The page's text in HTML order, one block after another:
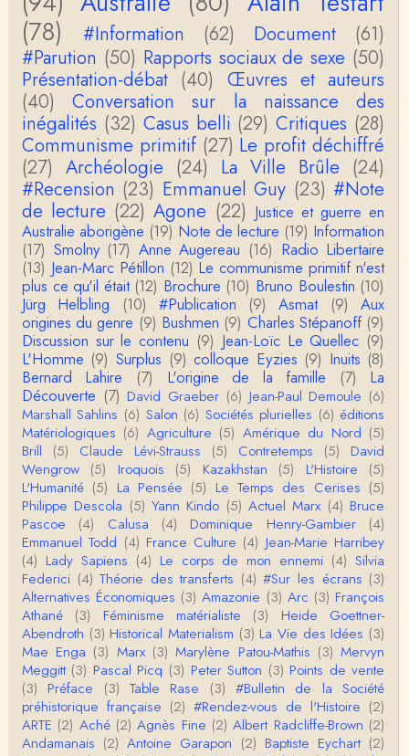
Si, le lien fonctionne bel et bien, je viens de le véri
fier. Il mène à la thèse de Jean-Claude Favin…
roland `chaudat
le lien cité par BB ne fonctionne pas ( 6 ans aprè
s), dommage, mais j'ai la même impression que …
Christophe Darmangeat
La plus récente, donc celle en français, la quatrièm
e, publiée chez La Découverte.Bonne lecture !
Anonymous
Actuellement c'est quelle édition qui est la plus à jo
ur? La dernière edition française ou celle…
roland chaudat
le sous-titre de l’article de la Lutte de Classes “No
n, l’oppression des femmes n’a pas toujours exi…
roland chaudat
Votre gourmandise sera probablement récompens
ée parce que Snow apporte "de l'eau à votre m
o…
Christophe Darmangeat
...Et merci à vous pour Snow – qui m'a l'air d'être
davantage une histoire qu'une et…
roland chaudat
Tout à fait d'accord avec vous et quant à Leacock j
e n'ai lu qu'un de ses ouvrages et il…
Anonymous
Homo sapiens a clairement évolué depuis 300 00
0 ans. Tout d'abord, il y a la différence notable …
Christophe Darmangeat
Cet article apporte de l'eau à mon moulin (si j'ose
dire) en appuyant la réalité des torture…
roland chaudat
IROQUOIS CANNIBALISM: FACT NOT FICTIONTho
(78)
#Information (62) Document
(61)
#Parution (50) Rapports sociaux de sexe (50)
Présentation-débat (40) Œuvres et auteurs
(40)
Conversation sur la naissance des
inégalités (32) Casus belli (29) Critiques (28)
Communisme primitif (27) Le profit déchiffré
(27) Archéologie (24) La Ville Brûle (24)
#Recension (23) Emmanuel Guy (23) #Note
de lecture (22) Agone (22) Justice et guerre en
Australie aborigène (19) Note de lecture (19) Information
(17) Smolny (17) Anne Augereau (16) Radio Libertaire
(13) Jean-Marc Pétillon (12) Le communisme primitif n'est
plus ce qu'il était (12) Brochure (10) Bruno Boulestin (10)
Jürg Helbling
(10) #Publication (9) Asmat (9)
Aux
origines du genre (9) Bushmen (9) Charles Stépanoff (9)
Discussion sur le contenu (9) Jean-Loïc Le Quellec (9)
L'Homme (9) Surplus (9) colloque Eyzies (9) Inuits (8)
Bernard Lahire
(7) L'origine de la famille (7)
La
Découverte (7) David Graeber (6) Jean-Paul Demoule (6)
Marshall Sahlins (6) Salon (6) Sociétés plurielles (6) éditions
Matériologiques (6) Agriculture (5) Amérique du Nord (5)
Brill
(5) Claude Lévi-Strauss (5) Contretemps (5)
David
Wengrow (5) Iroquois (5) Kazakhstan (5) L'Histoire
(5)
L'Humanité (5) La Pensée (5) Le Temps des Cerises (5)
Philippe Descola (5) Yann Kindo (5) Actuel Marx (4) Bruce
Pascoe
(4) Calusa (4) Dominique Henry-Gambier
(4)
Emmanuel Todd (4) France Culture (4) Jean-Marie Harribey
(4) Lady Sapiens (4) Le corps de mon ennemi (4) Silvia
Federici (4) Théorie des transferts (4) #Sur les écrans (3)
Alternatives Économiques (3) Amazonie (3) Arc (3) François
Athané
(3) Féminisme matérialiste (3)
Heide Goettner-
Abendroth (3) Historical Materialism (3) La Vie des Idées (3)
Mae Enga (3) Marx (3) Marylène Patou-Mathis (3) Mervyn
Meggitt (3) Pascal Picq (3) Peter Sutton (3) Points de vente
(3) Préface (3) Table Rase (3) #Bulletin de la Société
préhistorique française (2) #Rendez-vous de l'Histoire (2)
ARTE (2) Aché (2) Agnès Fine (2) Albert Radcliffe-Brown (2)
Andamanais (2) Antoine Garapon (2) Baptiste Eychart (2)